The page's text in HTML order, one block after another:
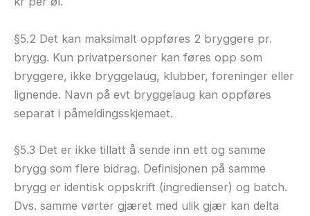
§5.2 Det kan maksimalt oppføres 2 bryggere pr.
brygg. Kun privatpersoner kan føres opp som
bryggere, ikke bryggelaug, klubber, foreninger eller
lignende. Navn på evt bryggelaug kan oppføres
separat i påmeldingsskjemaet.
§5.3 Det er ikke tillatt å sende inn ett og samme
brygg som flere bidrag. Definisjonen på samme
brygg er identisk oppskrift (ingredienser) og batch.
Dvs. samme vørter gjæret med ulik gjær kan delta